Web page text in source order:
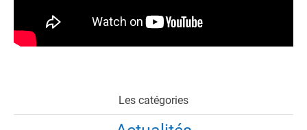
Les catégories